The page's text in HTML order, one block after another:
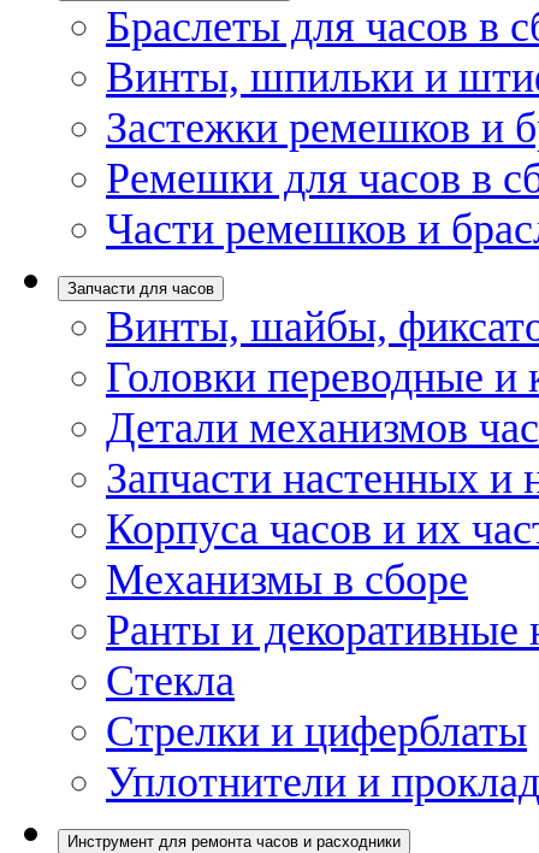
Браслеты для часов в
Винты, шпильки и
Застежки ремешков и
Ремешки для часов в
Части ремешков и
Запчасти для часов
Винты, шайбы,
Головки переводные и
Детали механизмов
Запчасти настенных и
Корпуса часов и их
Механизмы в сборе
Ранты и декоративные
Стекла
Стрелки и циферблаты
Уплотнители и
Инструмент для ремонта часов и расходники